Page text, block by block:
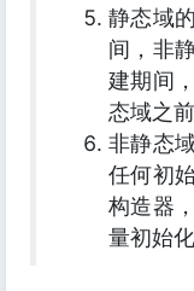
静态域
间，非
建期间
态域之前
非静态
任何初
构造器
量初始